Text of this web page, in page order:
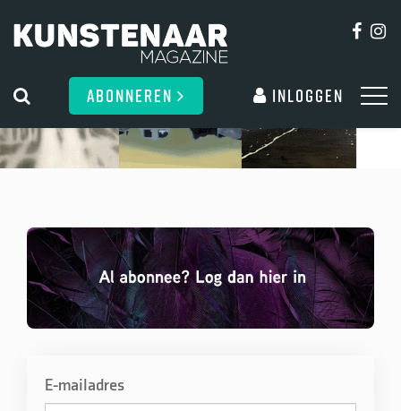
ABONNEREN Inloggen
E-mailadres